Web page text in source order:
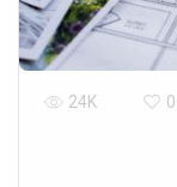
24K 0